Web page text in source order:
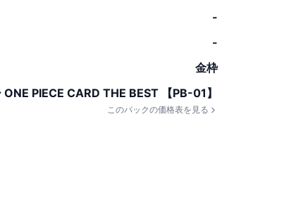
-
-
金枠
PIECE CARD THE BEST 【PB-01】
このパックの価格表を見る